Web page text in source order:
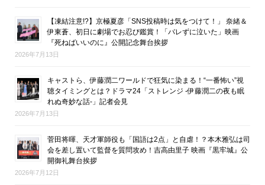
【凍結注意!?】京極夏彦「SNS投稿時は気をつけて！」 奈緒＆
伊東蒼、初日に劇場でお忍び鑑賞！「バレずに泣いた」映画
『死ねばいいのに』公開記念舞台挨拶
2026年7月13日
キャストら、伊藤潤二ワールドで狂気に染まる！“一番怖い”視
聴タイミングとは？ドラマ24「ストレンジ -伊藤潤二の夜も眠
れぬ奇妙な話-」記者会見
2026年7月13日
菅田将暉、天才軍師役も「国語は2点」と自虐！？本木雅弘は司
会を差し置いて監督を質問攻め！吉高由里子 映画『黒牢城』公
開御礼舞台挨拶
2026年7月12日